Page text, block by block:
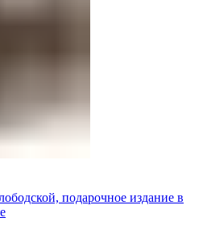
подарочное издание в